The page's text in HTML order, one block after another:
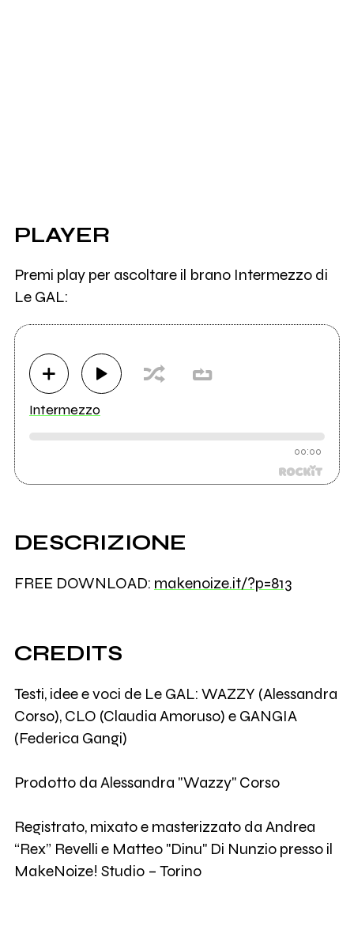
PLAYER
Premi play per ascoltare il brano Intermezzo di
Le GAL:
Intermezzo
00:00
DESCRIZIONE
FREE DOWNLOAD: makenoize.it/?p=813
CREDITS
Testi, idee e voci de Le GAL: WAZZY (Alessandra
Corso), CLO (Claudia Amoruso) e GANGIA
(Federica Gangi)
Prodotto da Alessandra "Wazzy" Corso
Registrato, mixato e masterizzato da Andrea
“Rex” Revelli e Matteo "Dinu" Di Nunzio presso il
MakeNoize! Studio – Torino